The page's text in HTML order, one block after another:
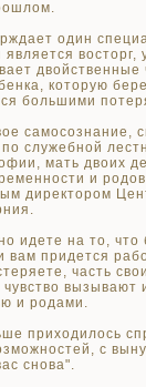
один
является
двойственные
которую
большими
самосознание,
по служебной
мать двоих
и
директором
идете на то, что
вам придется
часть
вызывают
и родами.
приходилось
с
снова".